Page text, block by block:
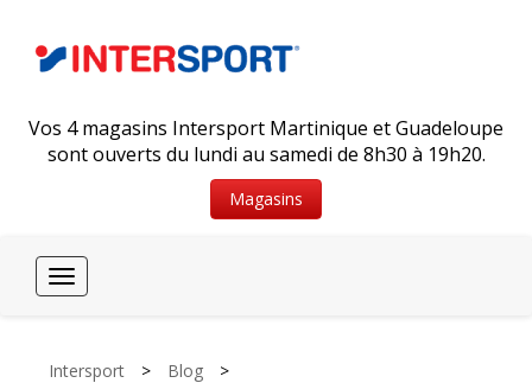
Vos 4 magasins Intersport Martinique et Guadeloupe
sont ouverts du lundi au samedi de 8h30 à 19h20.
Magasins
Toggle
Intersport > Blog >